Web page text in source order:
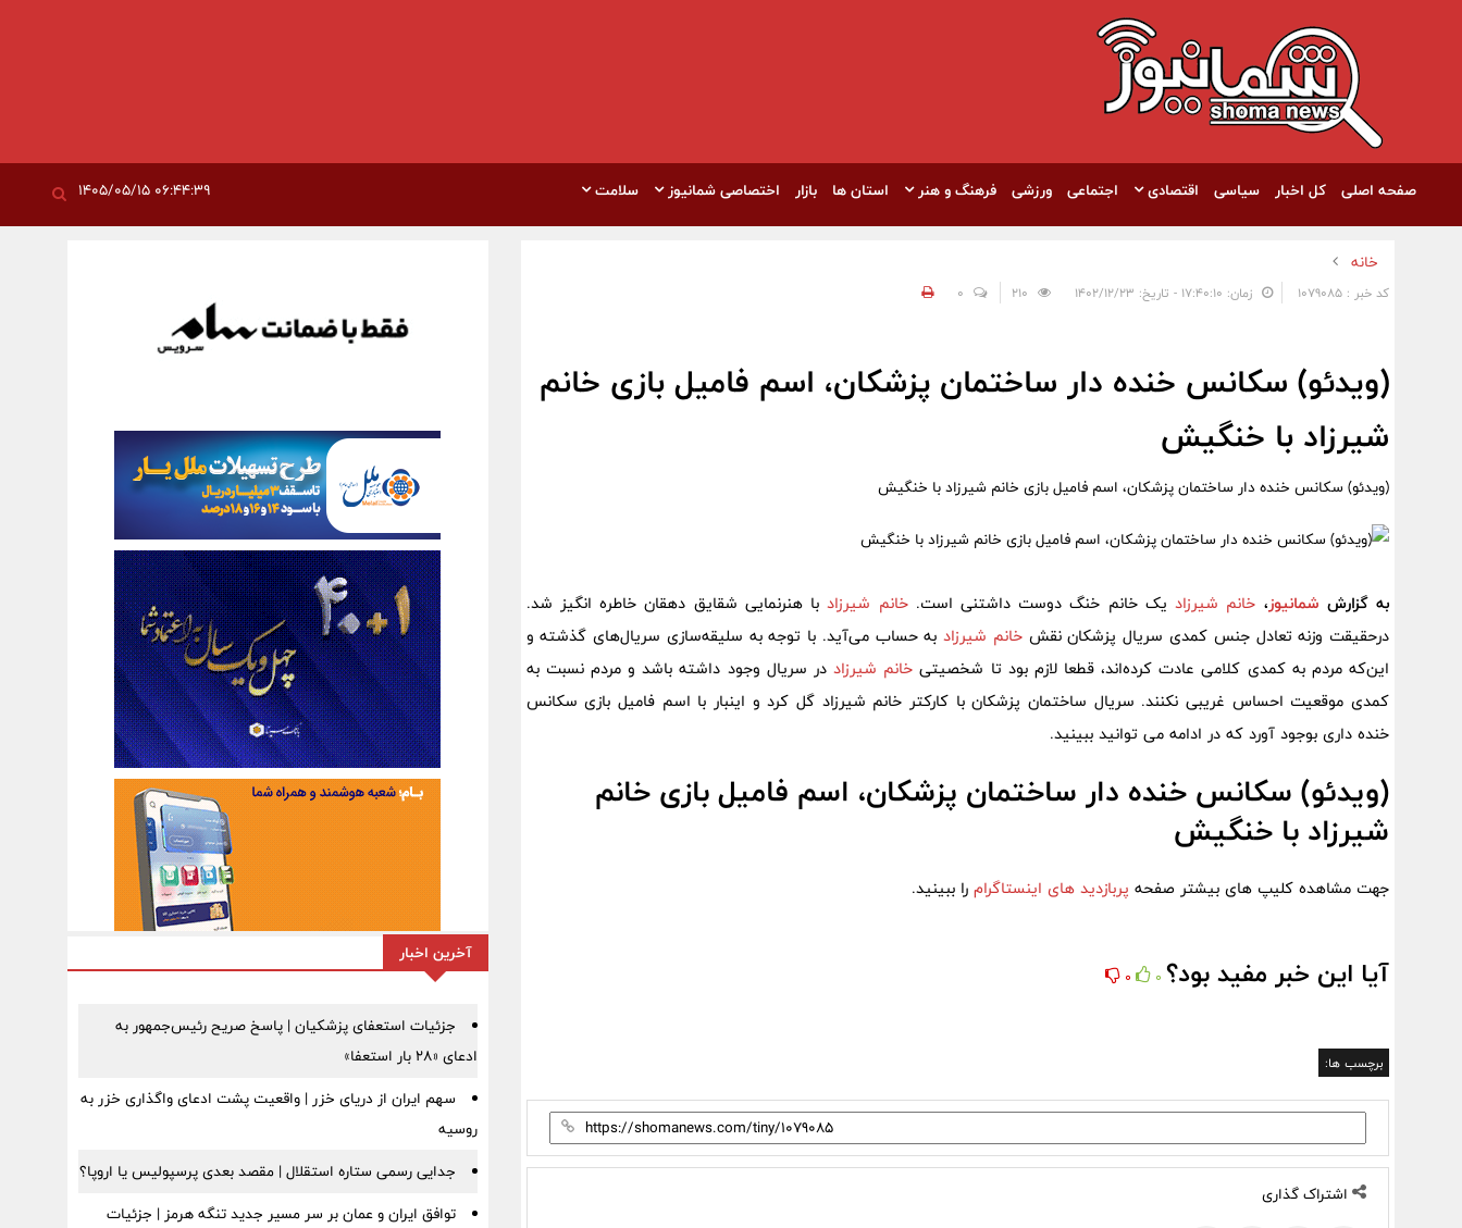
صفحه اصلی کل اخبار سیاسی اقتصادی اجتماعی ورزشی فرهنگ و هنر استان ها بازار اختصاصی شمانیوز سلامت
خانه
کد خبر : 1079085 زمان: ۱۷:۴۰:۱۰ - تاریخ: ۱۴۰۲/۱۲/۲۳ 0
(ویدئو) سکانس خنده دار ساختمان پزشکان، اسم فامیل بازی خانم
شیرزاد با خنگیش
(ویدئو) سکانس خنده دار ساختمان پزشکان، اسم فامیل بازی خانم شیرزاد با خنگیش
به گزارش شمانیوز، خانم شیرزادیک خانم خنگ دوست داشتنی است.خانم شیرزادبا هنرنمایی شقایق دهقان خاطره انگیز شد.
درحقیقت وزنه تعادل جنس کمدی سریال پزشکان نقش خانم شیرزادبه حساب می‌آید. با توجه به سلیقه‌سازی سریال‌های گذشته و
این‌که مردم به کمدی کلامی عادت کرده‌اند، قطعا لازم بود تا شخصیتیخانم شیرزاددر سریال وجود داشته باشد و مردم نسبت به
کمدی موقعیت احساس غریبی نکنند. سریال ساختمان پزشکان با کارکتر خانم شیرزاد گل کرد و اینبار با اسم فامیل بازی سکانس
خنده داری بوجود آورد که در ادامه می توانید ببینید.
(ویدئو) سکانس خنده دار ساختمان پزشکان، اسم فامیل بازی خانم
شیرزاد با خنگیش
جهت مشاهده کلیپ های بیشتر صفحه پربازدید های اینستاگرام را ببینید.
آیا این خبر مفید بود؟ 0
0
برچسب ها:
اشتراک گذاری
آخرین اخبار
جزئیات استعفای پزشکیان | پاسخ صریح رئیس‌جمهور به
ادعای «۲۸ بار استعفا»
سهم ایران از دریای خزر | واقعیت پشت ادعای واگذاری خزر به
روسیه
جدایی رسمی ستاره استقلال | مقصد بعدی پرسپولیس یا اروپا؟
توافق ایران و عمان بر سر مسیر جدید تنگه هرمز | جزئیات